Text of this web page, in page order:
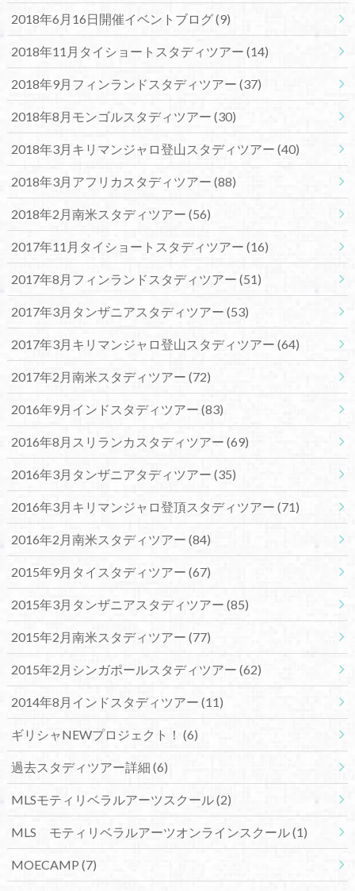
2018年6月16日開催イベントブログ(9)
2018年11月タイショートスタディツアー (14)
2018年9月フィンランドスタディツアー (37)
2018年8月モンゴルスタディツアー (30)
2018年3月キリマンジャロ登山スタディツアー (40)
2018年3月アフリカスタディツアー (88)
2018年2月南米スタディツアー (56)
2017年11月タイショートスタディツアー (16)
2017年8月フィンランドスタディツアー (51)
2017年3月タンザニアスタディツアー (53)
2017年3月キリマンジャロ登山スタディツアー (64)
2017年2月南米スタディツアー (72)
2016年9月インドスタディツアー (83)
2016年8月スリランカスタディツアー (69)
2016年3月タンザニアタディツアー (35)
2016年3月キリマンジャロ登頂スタディツアー (71)
2016年2月南米スタディツアー (84)
2015年9月タイスタディツアー (67)
2015年3月タンザニアスタディツアー (85)
2015年2月南米スタディツアー (77)
2015年2月シンガポールスタディツアー (62)
2014年8月インドスタディツアー (11)
ギリシャNEWプロジェクト！ (6)
過去スタディツアー詳細 (6)
MLSモティリベラルアーツスクール(2)
MLS モティリベラルアーツオンラインスクール(1)
MOECAMP (7)